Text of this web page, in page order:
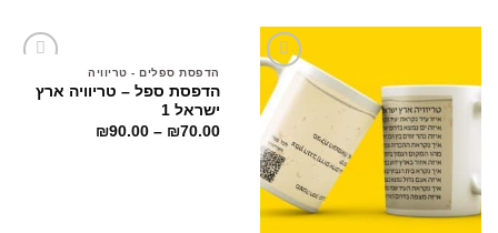
הוסף
למוצרים
שמורים
הדפסת ספלים - טריוויה
הדפסת ספל – טריוויה ארץ
ישראל 1
₪70.00
–
₪90.00